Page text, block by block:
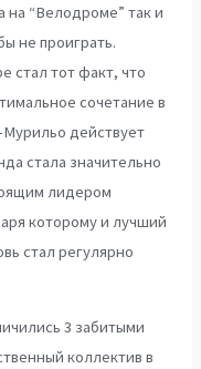
на “Велодроме” так и
не проиграть.
стал тот факт, что
сочетание в
действует
стала значительно
лидером
которому и лучший
стал регулярно
3 забитыми
коллектив в